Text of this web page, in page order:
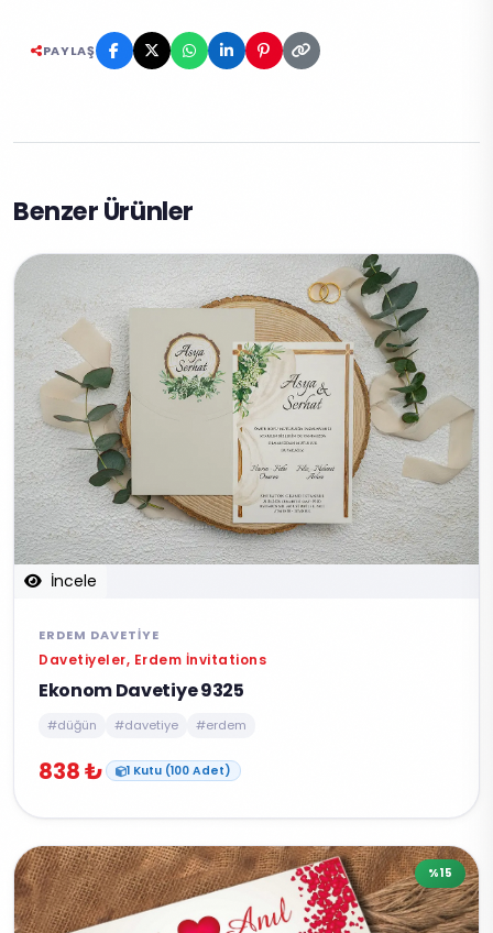
PAYLAŞ
Benzer Ürünler
İncele
ERDEM DAVETIYE
Davetiyeler, Erdem İnvitations
Ekonom Davetiye 9325
#düğün #davetiye #erdem
838 ₺ 1 Kutu (100 Adet)
%15